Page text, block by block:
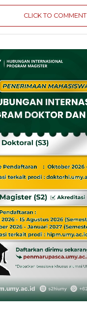
CLICK TO COMMENT